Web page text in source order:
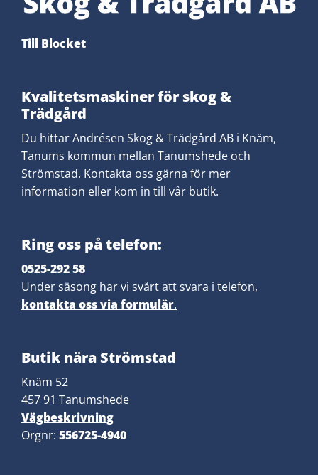
Till Blocket
Kvalitetsmaskiner för skog &
Trädgård
​Du hittar Andrésen Skog & Trädgård AB i Knäm,
Tanums kommun mellan Tanumshede och
Strömstad. Kontakta oss gärna för mer
information eller kom in till vår butik.
Ring oss på telefon:
0525-292 58
Under säsong har vi svårt att svara i telefon,
kontakta oss via formulär.
Butik nära Strömstad
Knäm 52
457 91 Tanumshede
Vägbeskrivning
Orgnr: 556725-4940